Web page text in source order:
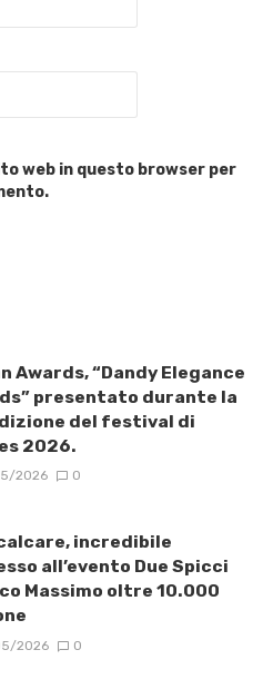
web in questo browser per
Awards, “Dandy Elegance
presentato durante la
del festival di
2026.
2026 0
incredibile
all’evento Due Spicci
Massimo oltre 10.000
2026 0